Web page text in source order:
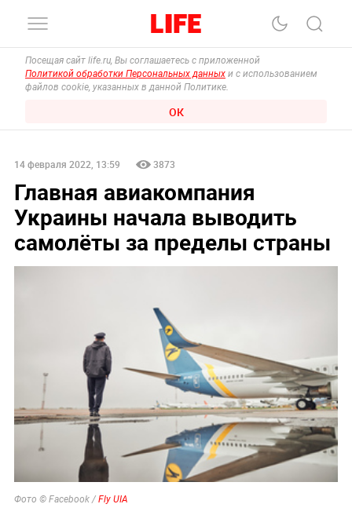
Посещая сайт life.ru, Вы соглашаетесь с приложенной
Политикой обработки Персональных данных и с использованием
файлов cookie, указанных в данной Политике.
ОК
14 февраля 2022, 13:59 3873
Главная авиакомпания
Украины начала выводить
самолёты за пределы страны
Фото © Facebook / Fly UIA